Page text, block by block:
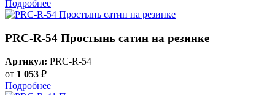
Подробнее
PRC-R-54 Простынь сатин на резинке
Артикул: PRC-R-54
от 1 053 ₽
Подробнее